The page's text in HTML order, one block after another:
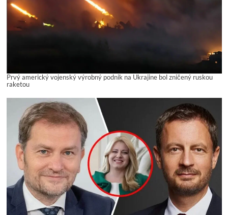
Prvý americký vojenský výrobný podnik na Ukrajine bol zničený ruskou
raketou